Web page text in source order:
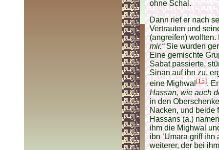
ohne Schal.
Dann rief er nach
Vertrauten und
(angreifen) wollten.
mir.“Sie wurden
Eine gemischte
Sabat passierte,
Sinan auf ihn zu,
eine Mighwal[15].
Hassan, wie auch
in den
Nacken, und beide
Hassans (a.)
ihm die Mighwal
ibn ‘Umara griff
weiterer, der bei